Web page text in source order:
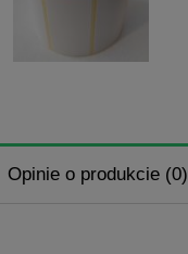
Opinie o produkcie (0)